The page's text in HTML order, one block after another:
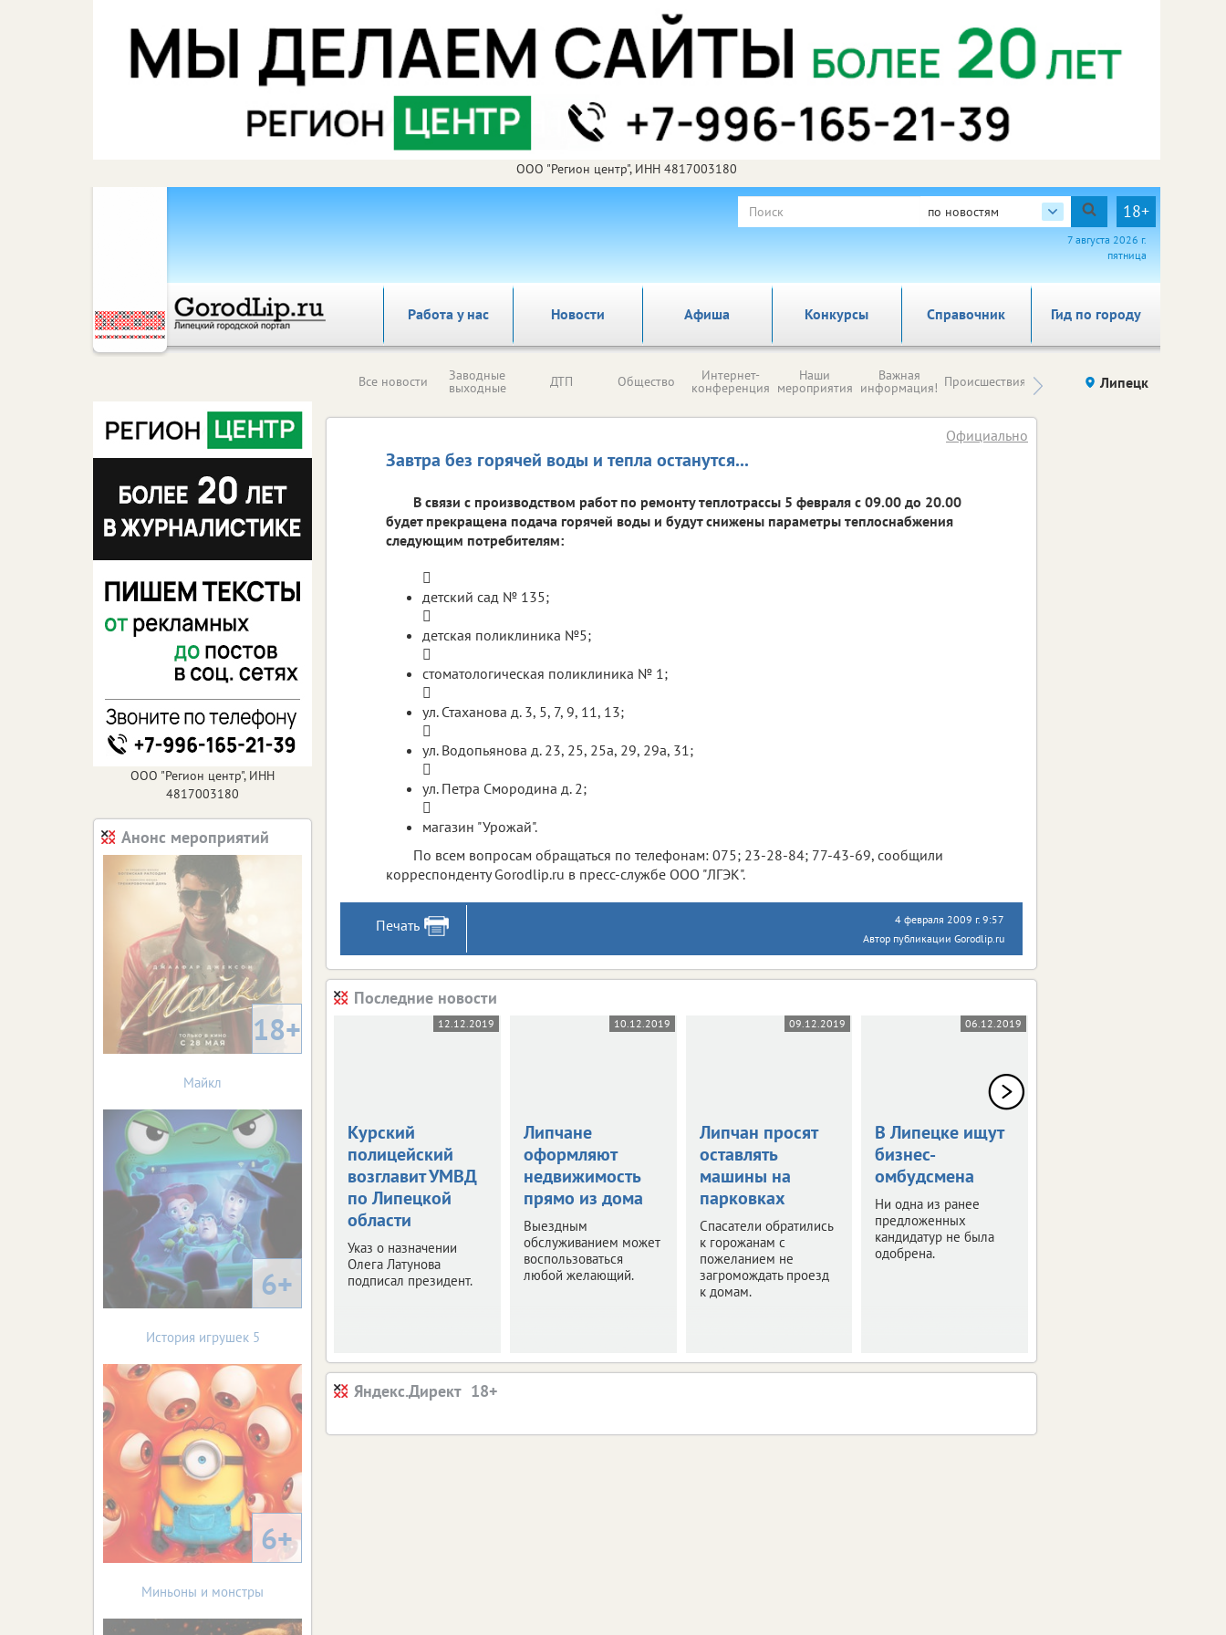
ООО "Регион центр", ИНН 4817003180
по новостям 18+
7 августа 2026 г.
пятница
Работа у нас Новости Афиша Справочник Гид по городу
Конкурсы
Все новости Заводные
выходные ДТП Общество Интернет-
конференция
Наши
мероприятия
Важная
информация! Происшествия Здоровье компаний (на
правах
Липецк
Завтра без горячей воды и тепла останутся...
Официально
В связи с производством работ по ремонту теплотрассы 5 февраля с 09.00 до 20.00
будет прекращена подача горячей воды и будут снижены параметры теплоснабжения
следующим потребителям:

детский сад № 135;

детская поликлиника №5;

стоматологическая поликлиника № 1;

ул. Стаханова д. 3, 5, 7, 9, 11, 13;

ул. Водопьянова д. 23, 25, 25а, 29, 29а, 31;

ул. Петра Смородина д. 2;

магазин "Урожай".
По всем вопросам обращаться по телефонам: 075; 23-28-84; 77-43-69, сообщили
корреспонденту Gorodlip.ru в пресс-службе ООО "ЛГЭК".
Печать
4 февраля 2009 г. 9:57
Автор публикации Gorodlip.ru
Последние новости
12.12.2019
Курский
полицейский
возглавит УМВД
по Липецкой
области
Указ о назначении
Олега Латунова
подписал президент.
10.12.2019
Липчане
оформляют
недвижимость
прямо из дома
Выездным
обслуживанием может
воспользоваться
любой желающий.
09.12.2019
Липчан просят
оставлять
машины на
парковках
Спасатели обратились
к горожанам с
пожеланием не
загромождать проезд
к домам.
06.12.2019
В Липецке ищут
бизнес-
омбудсмена
Ни одна из ранее
предложенных
кандидатур не была
одобрена.
Яндекс.Директ
ООО "Регион центр", ИНН
4817003180
Анонс мероприятий
18+
Майкл
6+
История игрушек 5
6+
Миньоны и монстры